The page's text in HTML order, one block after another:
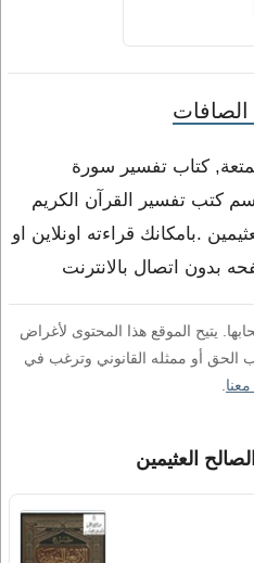
كتاب تفسير سورة
كتب تفسير القرآن الكريم
.بامكانك قراءته اونلاين او
بدون اتصال بالانترنت
يتيح الموقع هذا المحتوى لأغراض
الحق أو ممثله القانوني وترغب في
العثيمين